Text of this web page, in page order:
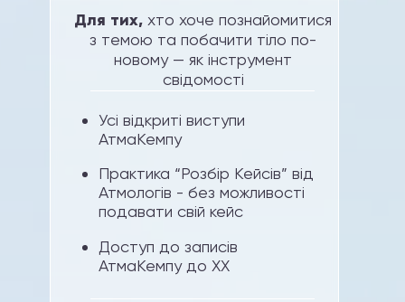
Доступ до записів
АтмаКемпу до ХХ
Практика “Розбір Кейсів” від
Атмологів - без можливості
подавати свій кейс
Усі відкриті виступи
АтмаКемпу
Для тих, хто хоче познайомитися
з темою та побачити тіло по-
новому — як інструмент
свідомості